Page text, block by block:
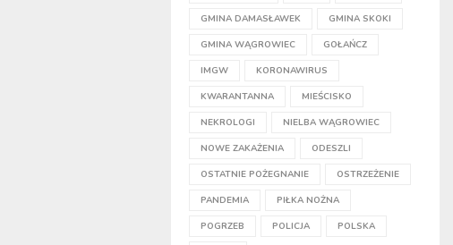
GMINA DAMASŁAWEK GMINA SKOKI
GMINA WĄGROWIEC GOŁAŃCZ
IMGW KORONAWIRUS
KWARANTANNA MIEŚCISKO
NEKROLOGI NIELBA WĄGROWIEC
NOWE ZAKAŻENIA ODESZLI
OSTATNIE POŻEGNANIE OSTRZEŻENIE
PANDEMIA PIŁKA NOŻNA
POGRZEB POLICJA POLSKA